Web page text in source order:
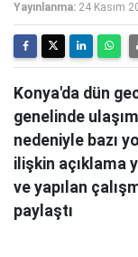
Yayınlanma: 24 Kasım
Konya'da dün
genelinde
nedeniyle bazı
ilişkin açıklama
ve yapılan
paylaştı